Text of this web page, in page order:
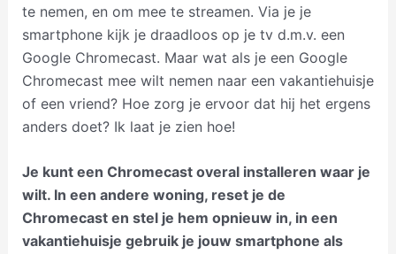
te nemen, en om mee te streamen. Via je je
smartphone kijk je draadloos op je tv d.m.v. een
Google Chromecast. Maar wat als je een Google
Chromecast mee wilt nemen naar een vakantiehuisje
of een vriend? Hoe zorg je ervoor dat hij het ergens
anders doet? Ik laat je zien hoe!
Je kunt een Chromecast overal installeren waar je
wilt. In een andere woning, reset je de
Chromecast en stel je hem opnieuw in, in een
vakantiehuisje gebruik je jouw smartphone als